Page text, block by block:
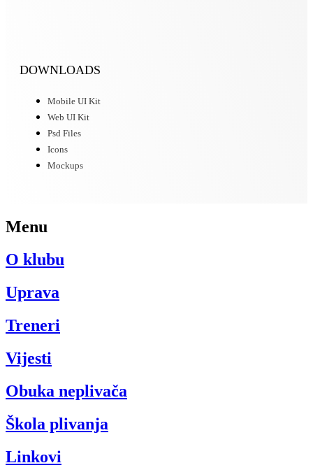
DOWNLOADS
Mobile UI Kit
Web UI Kit
Psd Files
Icons
Mockups
Menu
O klubu
Uprava
Treneri
Vijesti
Obuka neplivača
Škola plivanja
Linkovi